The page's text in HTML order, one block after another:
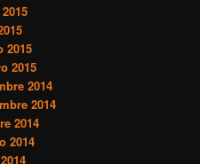
2015
2015
2014
2014
2014
2014